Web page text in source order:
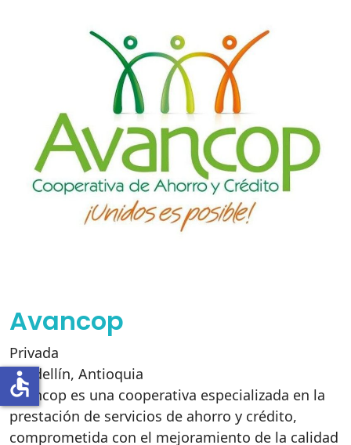
Avancop
Privada
Medellín, Antioquia
Avancop es una cooperativa especializada en la
prestación de servicios de ahorro y crédito,
comprometida con el mejoramiento de la calidad
accessible